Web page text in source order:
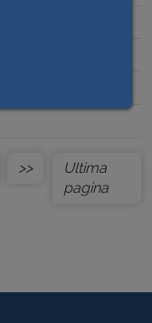
>>
Ultima
pagina